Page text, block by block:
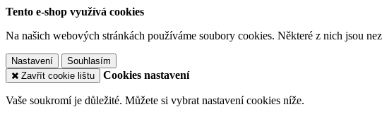
Tento e-shop využívá cookies
Na našich webových stránkách používáme soubory cookies. Některé z nich jsou
Nastavení
Souhlasím
Zavřít cookie lištu
Cookies nastavení
Vaše soukromí je důležité. Můžete si vybrat nastavení cookies níže.